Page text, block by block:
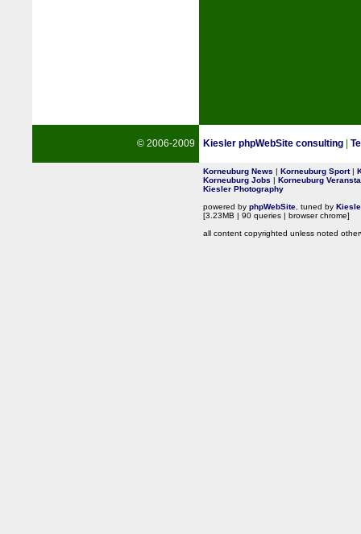
© 2006-2009 Kiesler phpWebSite consulting
Korneuburg News | Korneuburg Sport|
Korneuburg Jobs | Korneuburg
Kiesler Photography
powered by phpWebSite , tuned by
[3.23MB | 90 queries | browser chrome]
all content copyrighted unless noted